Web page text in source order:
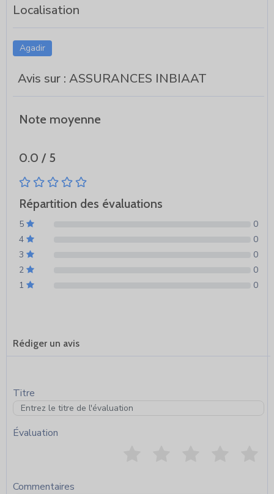
Localisation
Agadir
Avis sur : ASSURANCES INBIAAT
Note moyenne
0.0 / 5
Répartition des évaluations
5
0
4
0
3
0
2
0
1
0
Rédiger un avis
Titre
Évaluation
Commentaires